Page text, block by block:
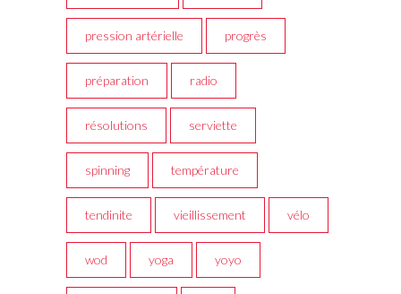
pression artérielle progrès
préparation radio
résolutions serviette
spinning température
tendinite vieillissement vélo
wod yoga yoyo